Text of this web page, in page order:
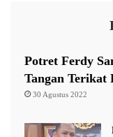
Potret Ferdy
Tangan Terikat
30 Agustus 2022